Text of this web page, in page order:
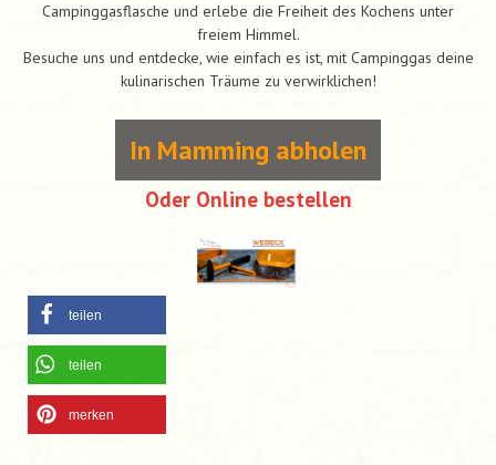
Campinggasflasche und erlebe die Freiheit des Kochens unter
freiem Himmel.
Besuche uns und entdecke, wie einfach es ist, mit Campinggas deine
kulinarischen Träume zu verwirklichen!
In Mamming abholen
Oder Online bestellen
teilen
teilen
merken